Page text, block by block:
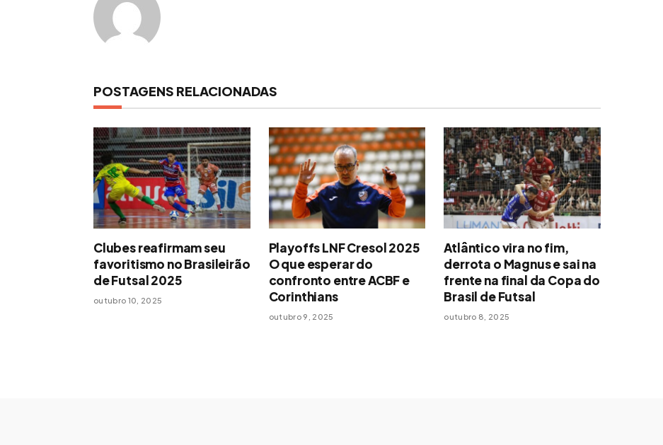
POSTAGENS RELACIONADAS
Clubes reafirmam seu
favoritismo no Brasileirão
de Futsal 2025
outubro 10, 2025
Playoffs LNF Cresol 2025
O que esperar do
confronto entre ACBF e
Corinthians
outubro 9, 2025
Atlântico vira no fim,
derrota o Magnus e sai na
frente na final da Copa do
Brasil de Futsal
outubro 8, 2025